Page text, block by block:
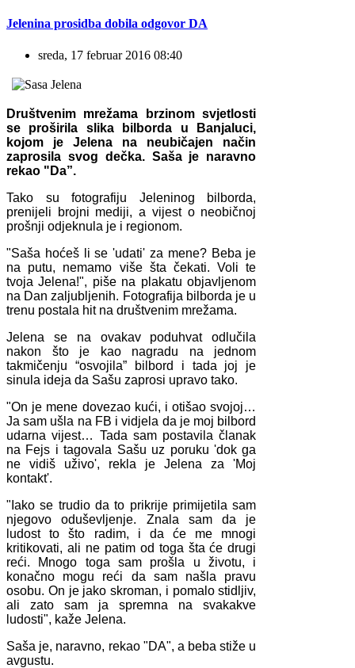
Jelenina prosidba dobila odgovor DA
sreda, 17 februar 2016 08:40
Društvenim mrežama brzinom svjetlosti
se proširila slika bilborda u Banjaluci,
kojom je Jelena na neubičajen način
zaprosila svog dečka. Saša je naravno
rekao "Da”.
Tako su fotografiju Jeleninog bilborda,
prenijeli brojni mediji, a vijest o neobičnoj
prošnji odjeknula je i regionom.
"Saša hoćeš li se 'udati' za mene? Beba je
na putu, nemamo više šta čekati. Voli te
tvoja Jelena!", piše na plakatu objavljenom
na Dan zaljubljenih. Fotografija bilborda je u
trenu postala hit na društvenim mrežama.
Jelena se na ovakav poduhvat odlučila
nakon što je kao nagradu na jednom
takmičenju “osvojila” bilbord i tada joj je
sinula ideja da Sašu zaprosi upravo tako.
"On je mene dovezao kući, i otišao svojoj…
Ja sam ušla na FB i vidjela da je moj bilbord
udarna vijest… Tada sam postavila članak
na Fejs i tagovala Sašu uz poruku 'dok ga
ne vidiš uživo', rekla je Jelena za 'Moj
kontakt'.
"Iako se trudio da to prikrije primijetila sam
njegovo oduševljenje. Znala sam da je
ludost to što radim, i da će me mnogi
kritikovati, ali ne patim od toga šta će drugi
reći. Mnogo toga sam prošla u životu, i
konačno mogu reći da sam našla pravu
osobu. On je jako skroman, i pomalo stidljiv,
ali zato sam ja spremna na svakakve
ludosti", kaže Jelena.
Saša je, naravno, rekao "DA", a beba stiže u
avgustu.